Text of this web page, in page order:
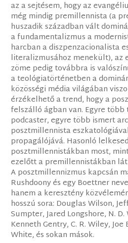
az a sejtésem, hogy az
még mindig premillennista (a
huszadik században vált
a fundamentalizmus a
harcban a diszpenzacionalista
literalizmusához menekült), az
zöme pedig továbbra is
a teológiatörténetben a
közösségi média világában
érzékelhető a trend, hogy a
felszálló ágban van. Egyre
podcaster, egyre több ismert
posztmillennista
propagálójává. Hasonló
posztmillennistákban most,
ezelőtt a premillennistákban
A posztmillennizmus kapcsán
Rushdoony és egy Boettner
hanem a keresztény
hosszú sora: Douglas Wilson,
Sumpter, Jared Longshore, N.
Kenneth Gentry, C. R. Wiley,
White, és sokan mások.